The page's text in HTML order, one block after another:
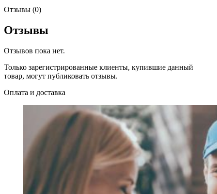
Отзывы (0)
Отзывы
Отзывов пока нет.
Только зарегистрированные клиенты, купившие данный
товар, могут публиковать отзывы.
Оплата и доставка